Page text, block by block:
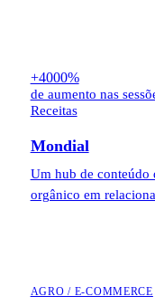
+4000%
de aumento nas
Receitas
Mondial
Um hub de conteúdo
orgânico em
AGRO / E-COMMERCE